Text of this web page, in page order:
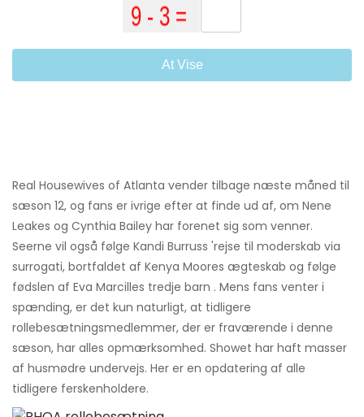
At Vise
Real Housewives of Atlanta vender tilbage næste måned til
sæson 12, og fans er ivrige efter at finde ud af, om Nene
Leakes og Cynthia Bailey har forenet sig som venner.
Seerne vil også følge Kandi Burruss 'rejse til moderskab via
surrogati, bortfaldet af Kenya Moores ægteskab og følge
fødslen af ​​Eva Marcilles tredje barn . Mens fans venter i
spænding, er det kun naturligt, at tidligere
rollebesætningsmedlemmer, der er fraværende i denne
sæson, har alles opmærksomhed. Showet har haft masser
af husmødre undervejs. Her er en opdatering af alle
tidligere ferskenholdere.